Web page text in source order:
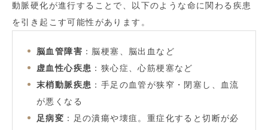
動脈硬化が進行することで、以下のような命に関わる疾患
を引き起こす可能性があります。
脳血管障害 ：脳梗塞、脳出血など
虚血性心疾患 ：狭心症、心筋梗塞など
末梢動脈疾患 ：手足の血管が狭窄・閉塞し、血流
が悪くなる
足病変 ：足の潰瘍や壊疽。重症化すると切断が必